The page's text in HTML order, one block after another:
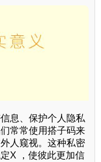
息、保护个人隐私
常常使用搭子码来
人窥视。这种私密
X ，使彼此更加信